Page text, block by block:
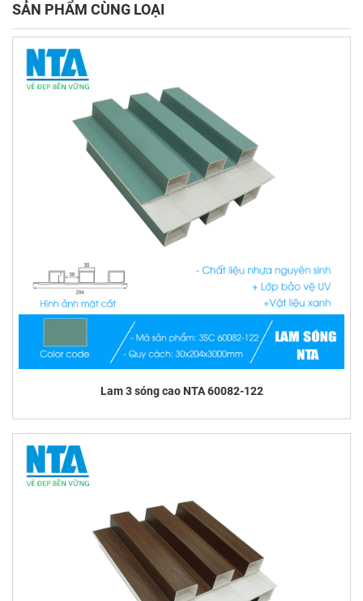
SẢN PHẨM CÙNG LOẠI
Lam 3 sóng cao NTA 60082-122